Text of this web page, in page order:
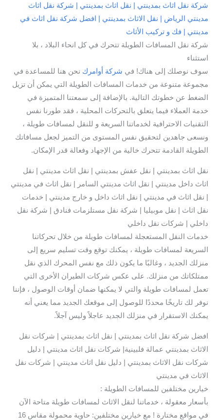
شركة نقل اثاث بمدينتي | نقل اثاث بمدينتي | شركة نقل اثاث
مدينتي الرياض | نقل الاثاث بمدينتي | افضل شركة نقل اثاث في
مدينتي | فك و تركيب الأثاث
شركة نقل المسافات الطويلة تتحرك في كل انحاء البلاد ، بلا
استثناء
سوف نوصلك إلى هناك! في شركة أوامرك نحن هنا للمساعدة في
مجموعة متنوعة من خدمات المسافات الطويلة التي يمكن أن تزيل
الضغط عن خطوتك التالية. بالإضافة إلى سمعتنا المتميزة في
خدمة العملاء فيما يتعلق بالتحركات المحلية ، فقد طورنا نفس
التقنيات الاحترافية لخدماتنا السريعة و للنقل لمسافات طويلة ،
ونسعى جاهدين لتحقيق نفس المستوى من التميز لجعل مسافاتك
الطويلة القادمة تتحرك خالية من الإجهاد وفعالة قدر الإمكان.
نقل اثاث بمدينتي | نقل عفش بمدينتي | نقل اثاث مدينتي | نقل
اثاث داخل مدينتي | نقل اثاث مدينتي السامر | نقل اثاث في مدينتي
| نقل اثاث في مدينتي | نقل اثاث داخل و خارج مدينتي | خدمات
نقل اثاث | نقل موبيليا | شركة نقل مستلزمات فنادق | شركة نقل
داخلي | شركات نقل داخلي
خدمات النقل المستعجلة لمسافات طويلة من خلال تحركاتنا
السريعة لمسافات طويلة ، يمكنك توقع وقت تسليم سريع إلى
منزلك الجديد ، وغالبًا ما يكون ذلك مع نفس المحرك الذي نقل
ممتلكاتك من منزلك. على عكس شركات الطيران الأخرى التي
تعمل لمسافات طويلة والتي لا يمكنها ضمان أوقات الوصول ، فإننا
نوفر لك تاريخًا محددًا للوصول إلى موقعك الجديد مما يعني أنه
يمكنك الاستقرار في منزلك الجديد عاجلاً وليس آجلاً.
افضل شركة نقل اثاث بمدينتي | نقل اثاث بمدينتي | شركات نقل
الاثاث بمدينتي عمالة فلبينية| شركات نقل اثاث مدينتي | دليل
شركات نقل الاثاث بمدينتي | دليل نقل اثاث مدينتي | شركات نقل
الاثاث في مدينتي
خيارين مختلفين للمسافات الطويلة :
بأسعار معقولة ، خدماتنا لنقل الاثاث لمسافات طويلة متاحة الآن
في مواقع مختارة ! مع خيارين مختلفين: حاوية محمولة مقاس 16